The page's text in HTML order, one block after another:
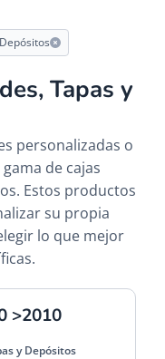
Tapas y
personalizadas o
de cajas
Estos productos
su propia
lo que mejor
>2010
y Depósitos